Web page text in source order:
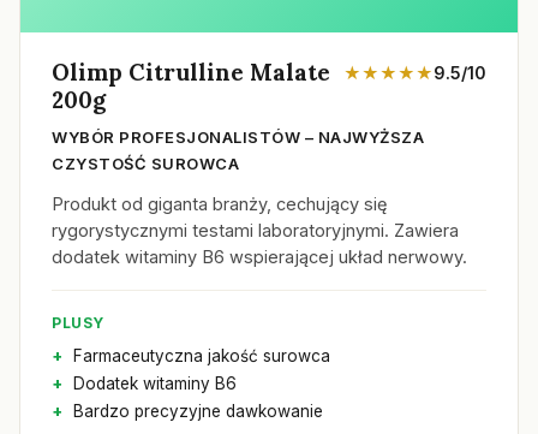
Olimp Citrulline Malate
200g
★★★★★9.5/10
WYBÓR PROFESJONALISTÓW – NAJWYŻSZA
CZYSTOŚĆ SUROWCA
Produkt od giganta branży, cechujący się
rygorystycznymi testami laboratoryjnymi. Zawiera
dodatek witaminy B6 wspierającej układ nerwowy.
PLUSY
Farmaceutyczna jakość surowca
Dodatek witaminy B6
Bardzo precyzyjne dawkowanie